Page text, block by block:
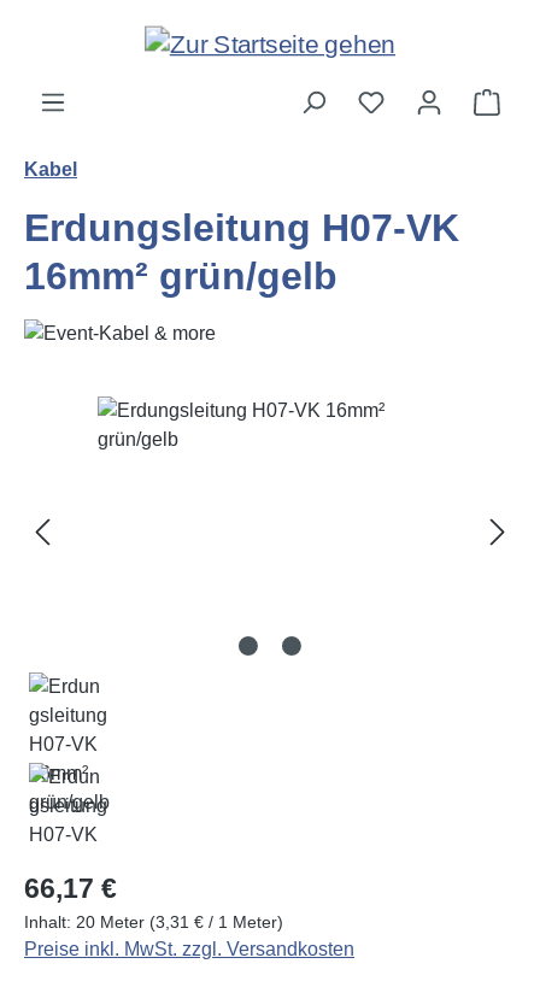
Zum Hauptinhalt springen
Kabel
Erdungsleitung H07-VK
16mm² grün/gelb
Bildergalerie überspringen
Regulärer Preis:
66,17 €
Inhalt: 20 Meter (3,31 € / 1 Meter)
Preise inkl. MwSt. zzgl. Versandkosten